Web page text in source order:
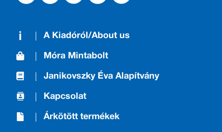
A Kiadóról/About us
Móra Mintabolt
Janikovszky Éva Alapítvány
Kapcsolat
Árkötött termékek